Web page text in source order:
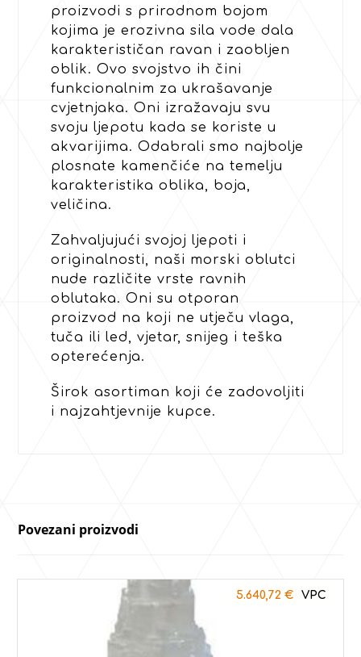
proizvodi s prirodnom bojom
kojima je erozivna sila vode dala
karakterističan ravan i zaobljen
oblik.‎ Ovo svojstvo ih čini
funkcionalnim za ukrašavanje
cvjetnjaka.‎ Oni izražavaju svu
svoju ljepotu kada se koriste u
akvarijima.‎ Odabrali smo najbolje
plosnate kamenčiće na temelju
karakteristika oblika, boja,
veličina.‎
Zahvaljujući svojoj ljepoti i
originalnosti, naši morski oblutci
nude različite vrste ravnih
oblutaka. Oni su otporan
proizvod na koji ne utječu vlaga,
tuča ili led, vjetar, snijeg i teška
opterećenja.‎
Širok asortiman koji će zadovoljiti
i najzahtjevnije kupce.‎
Povezani proizvodi
5.640,72 €